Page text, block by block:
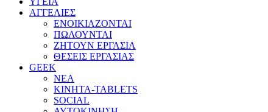
ΑΓΓΕΛΙΕΣ
ΕΝΟΙΚΙΑΖΟΝΤΑΙ
ΠΩΛΟΥΝΤΑΙ
ΖΗΤΟΥΝ ΕΡΓΑΣΙΑ
ΘΕΣΕΙΣ ΕΡΓΑΣΙΑΣ
GEEK
ΝΕΑ
ΚΙΝΗΤΑ-TABLETS
SOCIAL